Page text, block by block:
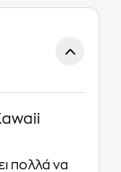
πολλά να